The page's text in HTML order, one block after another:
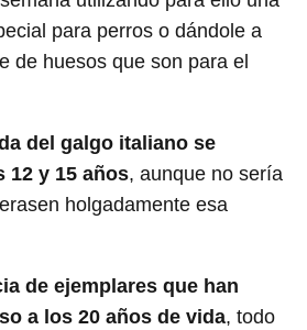
para perros o dándole a
de huesos que son para el
del galgo italiano se
12 y 15 años, aunque no sería
holgadamente esa
de ejemplares que han
a los 20 años de vida, todo